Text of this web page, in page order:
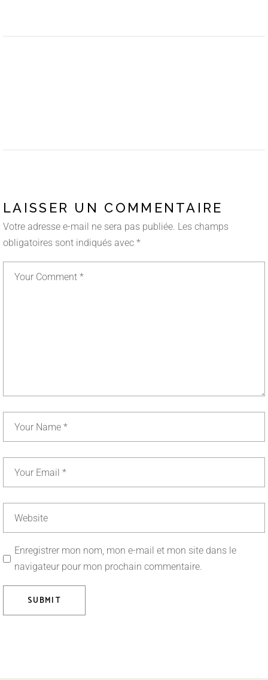
LAISSER UN COMMENTAIRE
Votre adresse e-mail ne sera pas publiée. Les champs
obligatoires sont indiqués avec *
Enregistrer mon nom, mon e-mail et mon site dans le
navigateur pour mon prochain commentaire.
SUBMIT